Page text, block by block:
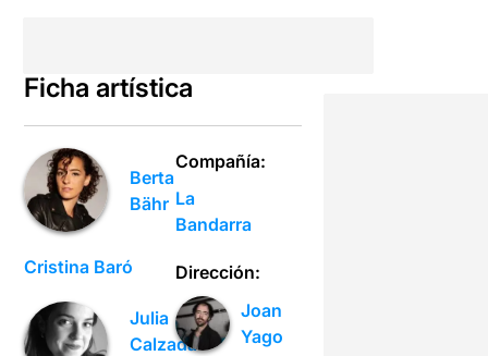
Ficha artística
Berta
Bähr
Cristina Baró
Julia
Calzada
Compañía:
La
Bandarra
Dirección:
Joan
Yago